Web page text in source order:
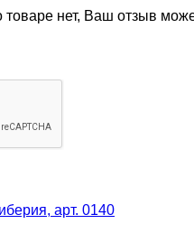
нет, Ваш отзыв
арт. 0140